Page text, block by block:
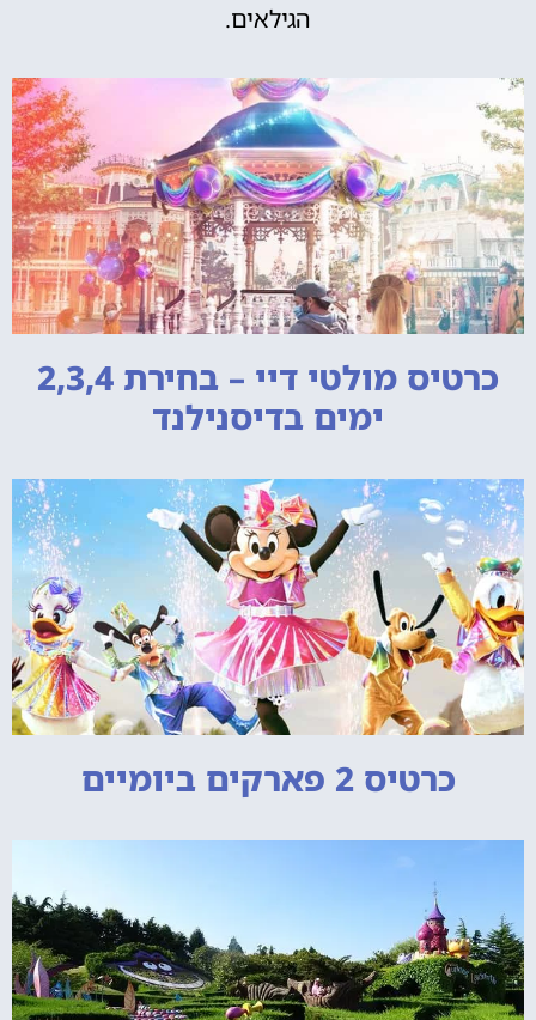
הגילאים.
כרטיס מולטי דיי – בחירת 2,3,4
ימים בדיסנילנד
כרטיס 2 פארקים ביומיים